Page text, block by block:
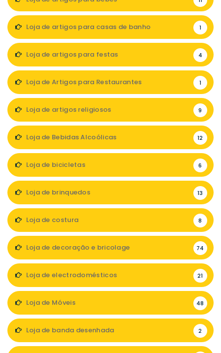
Loja de artigos para casas de banho 1
Loja de artigos para festas 4
Loja de Artigos para Restaurantes 1
Loja de artigos religiosos 9
Loja de Bebidas Alcoólicas 12
Loja de bicicletas 6
Loja de brinquedos 13
Loja de costura 8
Loja de decoração e bricolage 74
Loja de electrodomésticos 21
Loja de Móveis 48
Loja de banda desenhada 2